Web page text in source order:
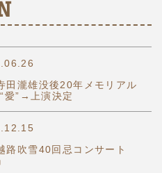
田瀧雄没後20年メモリアル
“愛”→上演決定
路吹雪40回忌コンサート
』